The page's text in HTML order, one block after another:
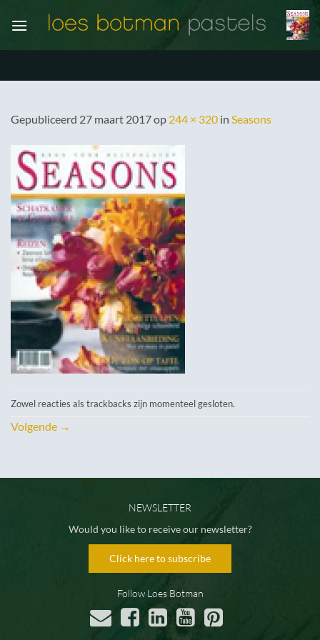
naar
Gepubliceerd 27 maart 2017op 244 × 320 in Seasons
Zowel reacties als trackbacks zijn momenteel gesloten.
Volgende →
NEWSLETTER
Would you like to receive our newsletter?
Click here to subscribe
Follow Loes Botman